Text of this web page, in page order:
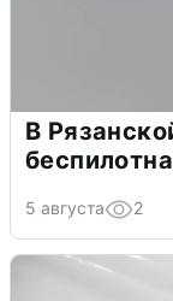
В
5 августа 2